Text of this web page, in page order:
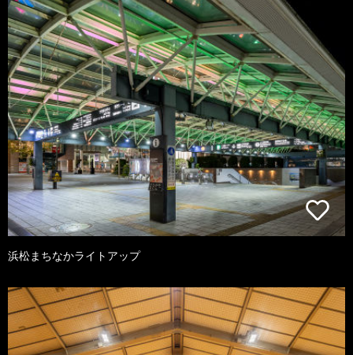
浜松まちなかライトアップ